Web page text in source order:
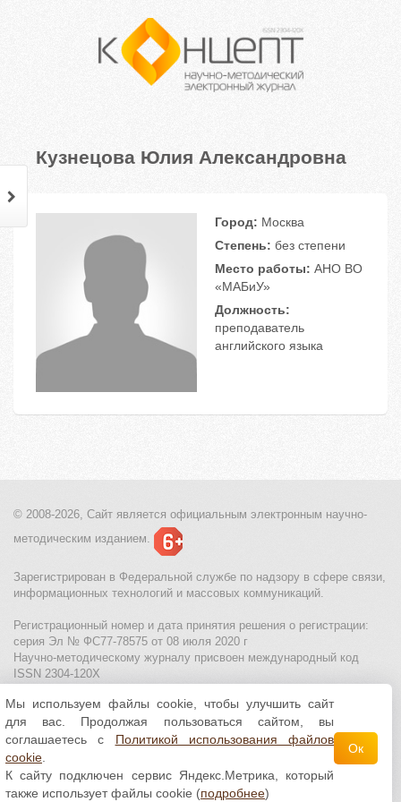
Кузнецова Юлия Александровна
Город: Москва
Степень: без степени
Место работы: АНО ВО
«МАБиУ»
Должность:
преподаватель
английского языка
© 2008-2026, Сайт является официальным электронным научно-
методическим изданием.
Зарегистрирован в Федеральной службе по надзору в сфере связи,
информационных технологий и массовых коммуникаций.
Регистрационный номер и дата принятия решения о регистрации:
серия Эл № ФС77-78575 от 08 июля 2020 г
Научно-методическому журналу присвоен международный код
ISSN 2304-120X
МЦИТО|Школьные олимпиады и онлайн конкурсы для детей
Политика использования файлов cookie| Политика обработки и
защиты персональных данных
Все материалы доступны полицензии Creative
Commons С указанием авторства 4.0 Всемирная
Мы используем файлы cookie, чтобы улучшить сайт
для вас. Продолжая пользоваться сайтом, вы
соглашаетесь с Политикой использования файлов
cookie
К сайту подключен сервис Яндекс.Метрика, который
также использует файлы cookie (подробнее)
Ок